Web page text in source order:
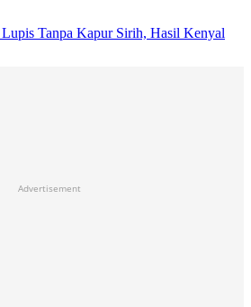
Tanpa Kapur Sirih, Hasil Kenyal
Advertisement